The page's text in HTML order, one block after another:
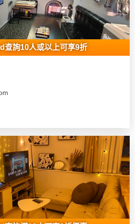
查詢10人或以上可享9折